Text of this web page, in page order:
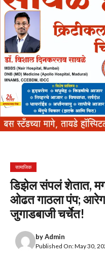
सामाजिक
डिझेल संपलं शेतात, मग
ओढत गाठला पंप;
जुगाडबाजी चर्चेत!
byAdmin
Published On: May 30,